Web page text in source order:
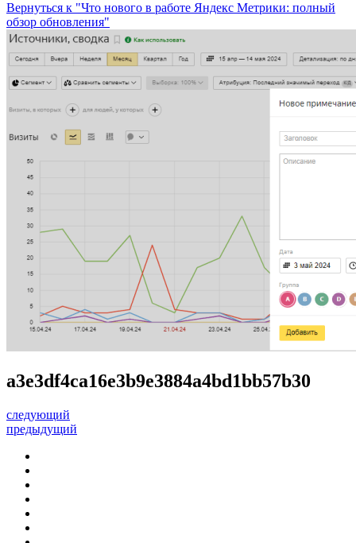
Вернуться к "Что нового в работе Яндекс Метрики: полный
обзор обновления"
a3e3df4ca16e3b9e3884a4bd1bb57b30
следующий
предыдущий